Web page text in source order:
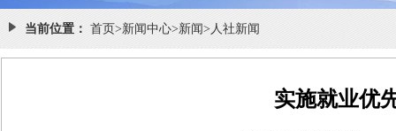
当前位置： 首页>新闻中心>新闻> 人社新闻
实施就业优